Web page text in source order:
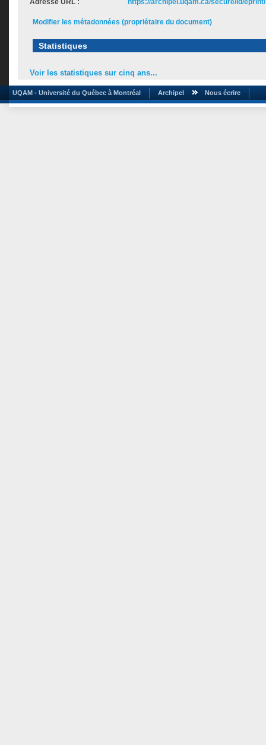
Adresse URL : https://archipel.uqam.ca/secure/id/
Modifier les métadonnées (propriétaire du document)
Statistiques
Voir les statistiques sur cinq ans...
UQAM - Université du Québec à Montréal Archipel Nous écrire